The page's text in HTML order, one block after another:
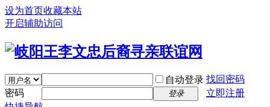
设为首页收藏本站
开启辅助访问
自动登录 找回密码
密码
登录
立即注册